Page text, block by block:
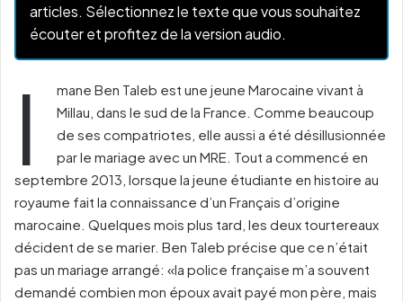
articles. Sélectionnez le texte que vous souhaitez
écouter et profitez de la version audio.
I
mane Ben Taleb est une jeune Marocaine vivant à
Millau, dans le sud de la France. Comme beaucoup
de ses compatriotes, elle aussi a été désillusionnée
par le mariage avec un MRE. Tout a commencé en
septembre 2013, lorsque la jeune étudiante en histoire au
royaume fait la connaissance d’un Français d’origine
marocaine. Quelques mois plus tard, les deux tourtereaux
décident de se marier. Ben Taleb précise que ce n’était
pas un mariage arrangé: «la police française m’a souvent
demandé combien mon époux avait payé mon père, mais